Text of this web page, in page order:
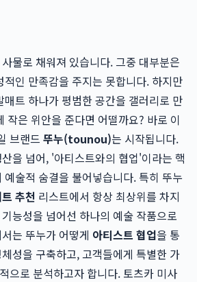
물로 채워져 있습니다. 그중 대부분은
적인 만족감을 주지는 못합니다. 하지만
매트 하나가 평범한 공간을 갤러리로 만
작은 위안을 준다면 어떨까요? 바로 이
브랜드 뚜누(tounou)는 시작됩니다.
을 넘어, '아티스트와의 협업'이라는 핵
술적 숨결을 불어넣습니다. 특히 뚜누
추천 리스트에서 항상 최상위를 차지
능성을 넘어선 하나의 예술 작품으로
는 뚜누가 어떻게 아티스트 협업을 통
성을 구축하고, 고객들에게 특별한 가
으로 분석하고자 합니다. 토츠카 미사